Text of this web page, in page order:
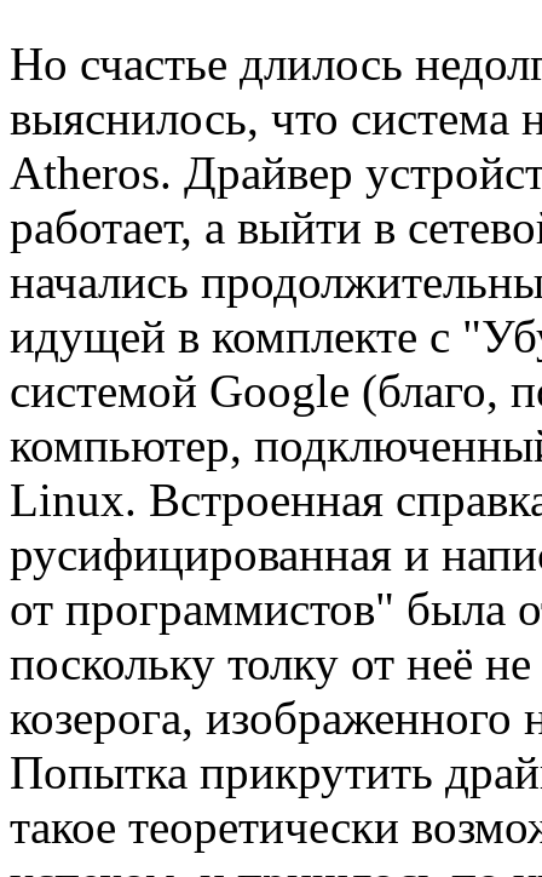
Но счастье длилось
выяснилось, что система
Atheros. Драйвер
работает, а выйти в
начались
идущей в комплекте с
системой Google (благо,
компьютер,
Linux. Встроенная
русифицированная и
от программистов" была
поскольку толку от неё
козерога,
Попытка прикрутить
такое теоретически